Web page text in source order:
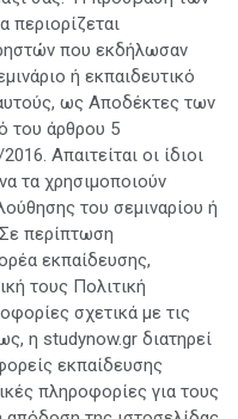
που εκδήλωσαν
ή εκπαιδευτικό
ως Αποδέκτες των
του άρθρου 5
Απαιτείται οι ίδιοι
τα χρησιμοποιούν
του σεμιναρίου ή
περίπτωση
εκπαίδευσης,
τους Πολιτική
σχετικά με τις
η studynow.gr διατηρεί
εκπαίδευσης
πληροφορίες για τους